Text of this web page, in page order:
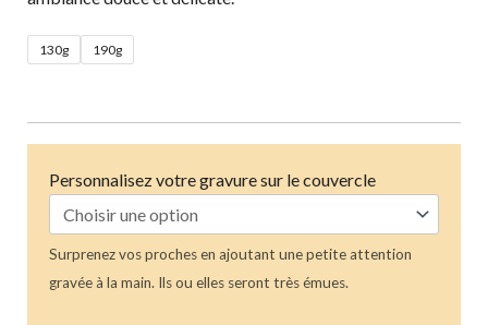
130g 190g
Personnalisez votre gravure sur le couvercle
Surprenez vos proches en ajoutant une petite attention
gravée à la main. Ils ou elles seront très émues.